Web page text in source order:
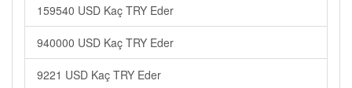
159540 USD Kaç TRY Eder
940000 USD Kaç TRY Eder
9221 USD Kaç TRY Eder